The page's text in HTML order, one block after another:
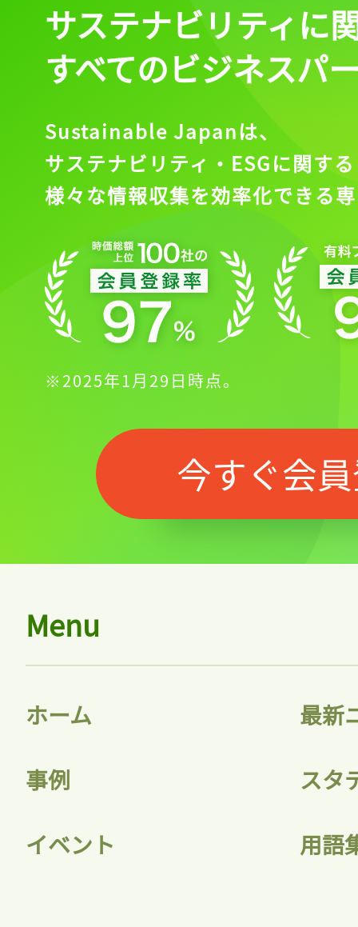
サステナビリティに
すべてのビジネスパ
Sustainable Japanは、
サステナビリティ・ESGに関する
様々な情報収集を効率化できる
※2025年1月29日時点。
今すぐ会
Menu
ホーム 最新
事例 スタ
イベント 用語